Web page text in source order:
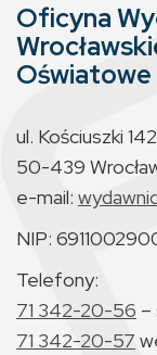
Oficyna
Oświatowe
ul. Kościuszki 142
50-439
e-mail:
NIP:
Telefony:
71 342-20-56 –
71 342-20-57